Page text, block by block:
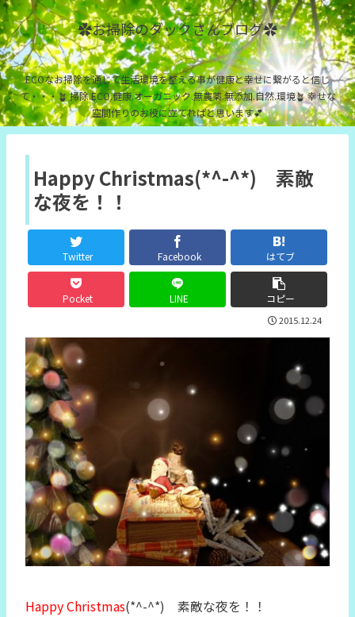
✿お掃除のダックさんブログ✿
ECOなお掃除を通じて生活環境を整える事が健康と幸せに繋がると信じ
て・・・🪴 掃除.ECO.健康.オーガニック.無農薬.無添加.自然.環境🪴 幸せな
空間作りのお役に立てればと思います💕
Happy Christmas(*^-^*) 素敵
な夜を！！
Twitter Facebook はてブ
Pocket LINE コピー
2015.12.24
Happy Christmas(*^-^*) 素敵な夜を！！